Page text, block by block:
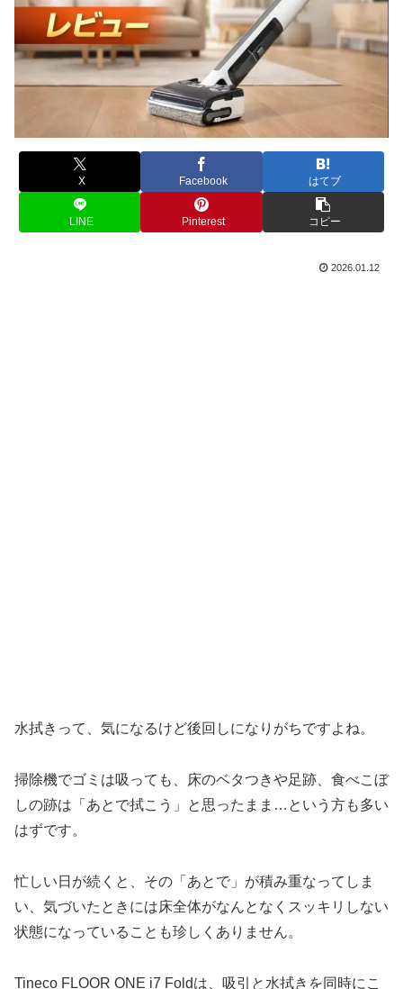
X Facebook はてブ
LINE Pinterest コピー
2026.01.12
水拭きって、気になるけど後回しになりがちですよね。
掃除機でゴミは吸っても、床のベタつきや足跡、食べこぼ
しの跡は「あとで拭こう」と思ったまま…という方も多い
はずです。
忙しい日が続くと、その「あとで」が積み重なってしま
い、気づいたときには床全体がなんとなくスッキリしない
状態になっていることも珍しくありません。
Tineco FLOOR ONE i7 Foldは、吸引と水拭きを同時にこ